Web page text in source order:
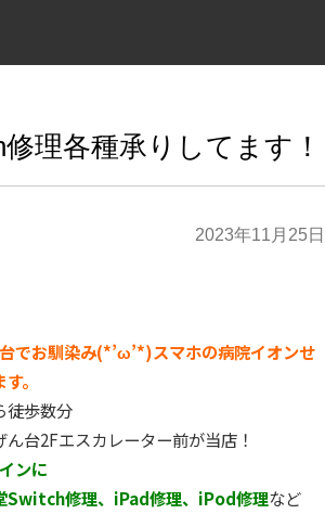
理各種承りしてます！
2023年11月25日
でお馴染み(*’ω’*)スマホの病院イオンせ
。
徒歩数分
台2Fエスカレーター前が当店！
ンに
Switch修理、iPad修理、iPod修理など